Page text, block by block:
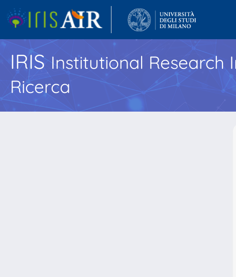
IRISInstitutional Research
Ricerca